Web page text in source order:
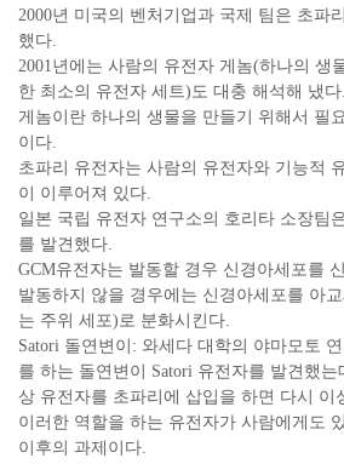
2000년 미국의 벤처기업과 국제 팀은 초파
했다.
2001년에는 사람의 유전자 게놈(하나의 생
한 최소의 유전자 세트)도 대충 해석해 냈다.
게놈이란 하나의 생물을 만들기 위해서 필
이다.
초파리 유전자는 사람의 유전자와 기능적
이 이루어져 있다.
일본 국립 유전자 연구소의 호리타 소장팀
를 발견했다.
GCM유전자는 발동할 경우 신경아세포를
발동하지 않을 경우에는 신경아세포를 아
는 주위 세포)로 분화시킨다.
Satori 돌연변이: 와세다 대학의 야마모토
를 하는 돌연변이 Satori 유전자를 발견했는
상 유전자를 초파리에 삽입을 하면 다시 이
이러한 역할을 하는 유전자가 사람에게도
이후의 과제이다.